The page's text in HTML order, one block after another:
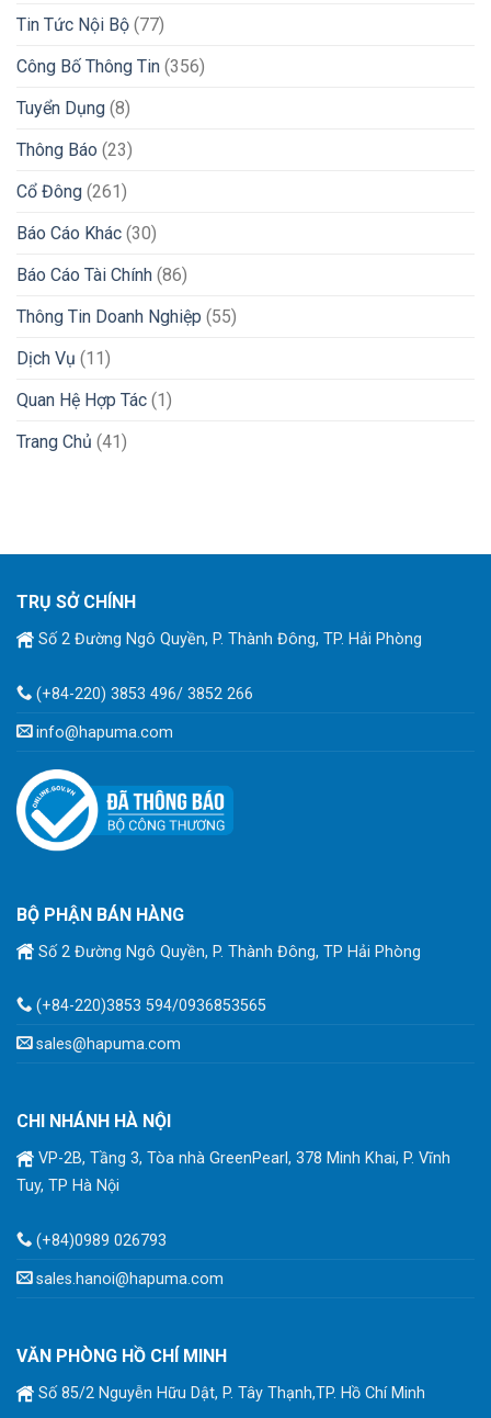
Tin Tức Nội Bộ (77)
Công Bố Thông Tin (356)
Tuyển Dụng (8)
Thông Báo (23)
Cổ Đông (261)
Báo Cáo Khác (30)
Báo Cáo Tài Chính (86)
Thông Tin Doanh Nghiệp (55)
Dịch Vụ (11)
Quan Hệ Hợp Tác (1)
Trang Chủ (41)
TRỤ SỞ CHÍNH
Số 2 Đường Ngô Quyền, P. Thành Đông, TP. Hải Phòng
(+84-220) 3853 496/ 3852 266
info@hapuma.com
BỘ PHẬN BÁN HÀNG
Số 2 Đường Ngô Quyền, P. Thành Đông, TP Hải Phòng
(+84-220)3853 594/0936853565
sales@hapuma.com
CHI NHÁNH HÀ NỘI
VP-2B, Tầng 3, Tòa nhà GreenPearl, 378 Minh Khai, P. Vĩnh
Tuy, TP Hà Nội
(+84)0989 026793
sales.hanoi@hapuma.com
VĂN PHÒNG HỒ CHÍ MINH
Số 85/2 Nguyễn Hữu Dật, P. Tây Thạnh,TP. Hồ Chí Minh